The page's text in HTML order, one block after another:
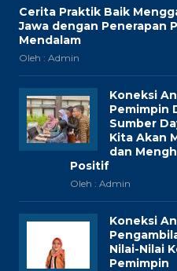
Cerita Praktik Baik
Jawa dengan Penerapan
Mendalam
Oleh : Admin
Koneksi
Pemimpin
Sumber
Kita Akan
dan
Positif
Oleh : Admin
Koneksi
Nilai-Nilai
Pemimpin